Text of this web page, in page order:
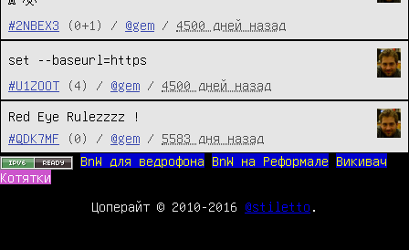
#2NBEX3
(0+1) / @gem / 4500 дней назад
set --baseurl=https
#U1ZOOT
(4) / @gem / 4500 дней назад
Red Eye Rulezzzz !
#QDK7MF
(0) / @gem / 5583 дня назад
BnW для ведрофона
BnW на Реформале
Викивач
Котятки
Цоперайт © 2010-2016 @stiletto